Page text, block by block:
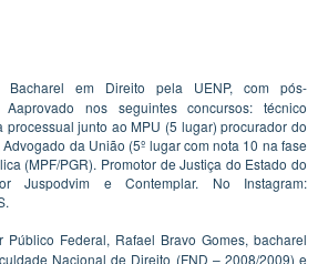
Bacharel em Direito pela UENP, com pós-
nos seguintes concursos: técnico
processual junto ao MPU (5 lugar) procurador do
da União (5º lugar com nota 10 na fase
(MPF/PGR). Promotor de Justiça do Estado do
Juspodvim e Contemplar. No Instagram:
Público Federal, Rafael Bravo Gomes, bacharel
Nacional de Direito (FND – 2008/2009) e